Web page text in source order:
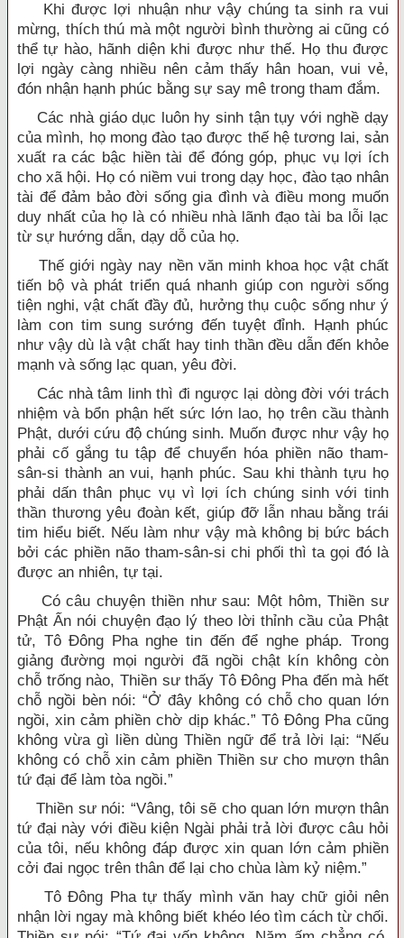
Khi được lợi nhuận như vậy chúng ta sinh ra vui
mừng, thích thú mà một người bình thường ai cũng có
thể tự hào, hãnh diện khi được như thế. Họ thu được
lợi ngày càng nhiều nên cảm thấy hân hoan, vui vẻ,
đón nhận hạnh phúc bằng sự say mê trong tham đắm.
Các nhà giáo dục luôn hy sinh tận tụy với nghề dạy
của mình, họ mong đào tạo được thế hệ tương lai, sản
xuất ra các bậc hiền tài để đóng góp, phục vụ lợi ích
cho xã hội. Họ có niềm vui trong dạy học, đào tạo nhân
tài để đảm bảo đời sống gia đình và điều mong muốn
duy nhất của họ là có nhiều nhà lãnh đạo tài ba lỗi lạc
từ sự hướng dẫn, dạy dỗ của họ.
Thế giới ngày nay nền văn minh khoa học vật chất
tiến bộ và phát triển quá nhanh giúp con người sống
tiện nghi, vật chất đầy đủ, hưởng thụ cuộc sống như ý
làm con tim sung sướng đến tuyệt đỉnh. Hạnh phúc
như vậy dù là vật chất hay tinh thần đều dẫn đến khỏe
mạnh và sống lạc quan, yêu đời.
Các nhà tâm linh thì đi ngược lại dòng đời với trách
nhiệm và bổn phận hết sức lớn lao, họ trên cầu thành
Phật, dưới cứu độ chúng sinh. Muốn được như vậy họ
phải cố gắng tu tập để chuyển hóa phiền não tham-
sân-si thành an vui, hạnh phúc. Sau khi thành tựu họ
phải dấn thân phục vụ vì lợi ích chúng sinh với tinh
thần thương yêu đoàn kết, giúp đỡ lẫn nhau bằng trái
tim hiểu biết. Nếu làm như vậy mà không bị bức bách
bởi các phiền não tham-sân-si chi phối thì ta gọi đó là
được an nhiên, tự tại.
Có câu chuyện thiền như sau: Một hôm, Thiền sư
Phật Ấn nói chuyện đạo lý theo lời thỉnh cầu của Phật
tử, Tô Đông Pha nghe tin đến để nghe pháp. Trong
giảng đường mọi người đã ngồi chật kín không còn
chỗ trống nào, Thiền sư thấy Tô Đông Pha đến mà hết
chỗ ngồi bèn nói: “Ở đây không có chỗ cho quan lớn
ngồi, xin cảm phiền chờ dịp khác.” Tô Đông Pha cũng
không vừa gì liền dùng Thiền ngữ để trả lời lại: “Nếu
không có chỗ xin cảm phiền Thiền sư cho mượn thân
tứ đại để làm tòa ngồi.”
Thiền sư nói: “Vâng, tôi sẽ cho quan lớn mượn thân
tứ đại này với điều kiện Ngài phải trả lời được câu hỏi
của tôi, nếu không đáp được xin quan lớn cảm phiền
cởi đai ngọc trên thân để lại cho chùa làm kỷ niệm.”
Tô Đông Pha tự thấy mình văn hay chữ giỏi nên
nhận lời ngay mà không biết khéo léo tìm cách từ chối.